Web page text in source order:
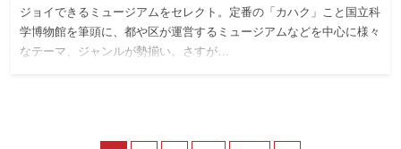
ジョイできるミュージアムをセレクト。定番の「カハク」こと国立科
学博物館を筆頭に、都や区が運営するミュージアムなどを中心に様々
なテーマ、ジャンルが勢揃い。さすが…